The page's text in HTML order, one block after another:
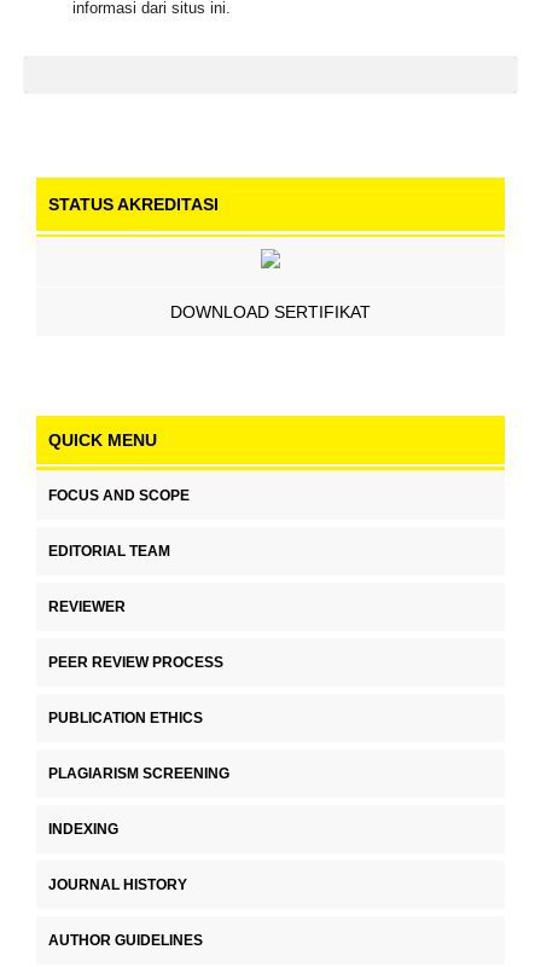
informasi dari situs ini.
STATUS AKREDITASI
DOWNLOAD SERTIFIKAT
QUICK MENU
FOCUS AND SCOPE
EDITORIAL TEAM
REVIEWER
PEER REVIEW PROCESS
PUBLICATION ETHICS
PLAGIARISM SCREENING
INDEXING
JOURNAL HISTORY
AUTHOR GUIDELINES